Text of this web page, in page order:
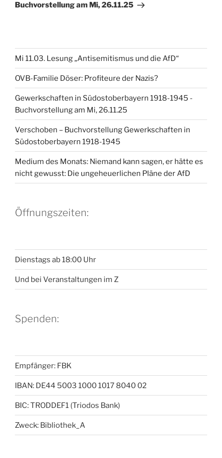
Buchvorstellung am Mi, 26.11.25
Mi 11.03. Lesung „Antisemitismus und die AfD“
OVB-Familie Döser: Profiteure der Nazis?
Gewerkschaften in Südostoberbayern 1918-1945 -
Buchvorstellung am Mi, 26.11.25
Verschoben – Buchvorstellung Gewerkschaften in
Südostoberbayern 1918-1945
Medium des Monats: Niemand kann sagen, er hätte es
nicht gewusst: Die ungeheuerlichen Pläne der AfD
Öffnungszeiten:
Dienstags ab 18:00 Uhr
Und bei Veranstaltungen im Z
Spenden:
Empfänger: FBK
IBAN: DE44 5003 1000 1017 8040 02
BIC: TRODDEF1 (Triodos Bank)
Zweck: Bibliothek_A